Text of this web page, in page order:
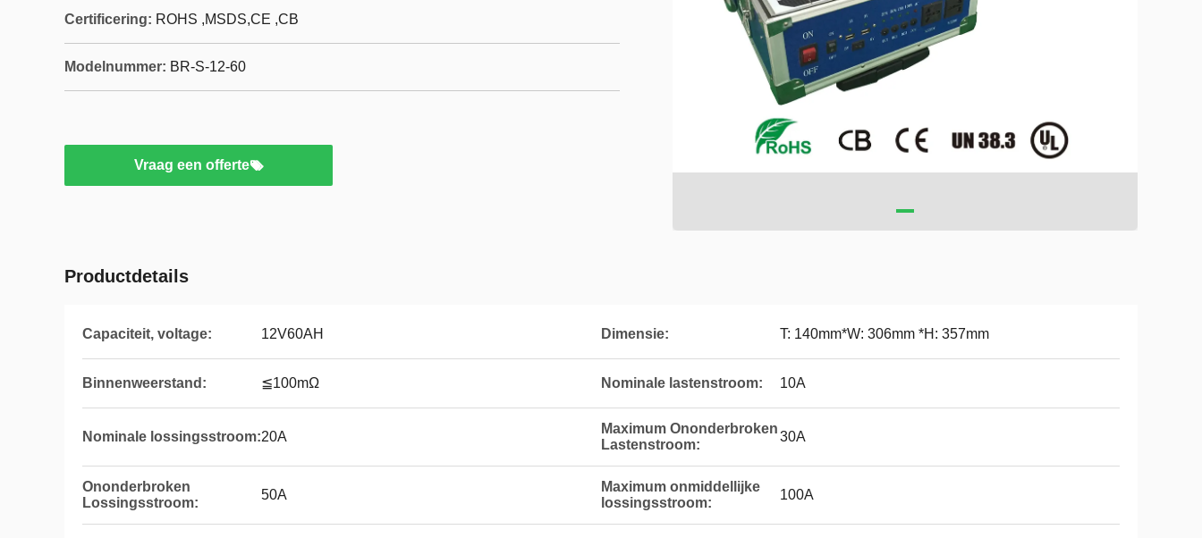
Certificering: ROHS ,MSDS,CE ,CB
Modelnummer: BR-S-12-60
Vraag een offerte
Productdetails
Capaciteit, voltage: 12V60AH Dimensie: T: 140mm*W: 306mm *H: 357mm
Binnenweerstand: ≦100mΩ Nominale lastenstroom: 10A
Nominale lossingsstroom:20A
Maximum Ononderbroken
Lastenstroom:
30A
Ononderbroken
Lossingsstroom:
50A
Maximum onmiddellijke
lossingsstroom:
100A